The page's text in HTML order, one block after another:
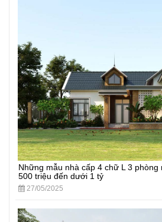
Những mẫu nhà cấp 4 chữ L 3
500 triệu đến dưới 1 tỷ
27/05/2025